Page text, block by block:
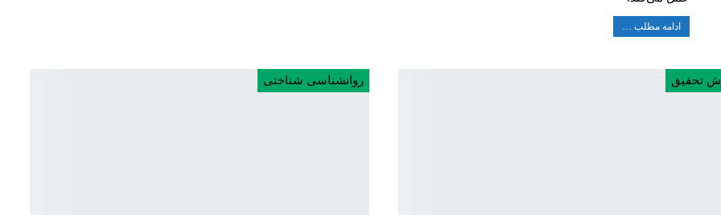
ادامه مطلب …
تحقیق روانشناسی شناختی